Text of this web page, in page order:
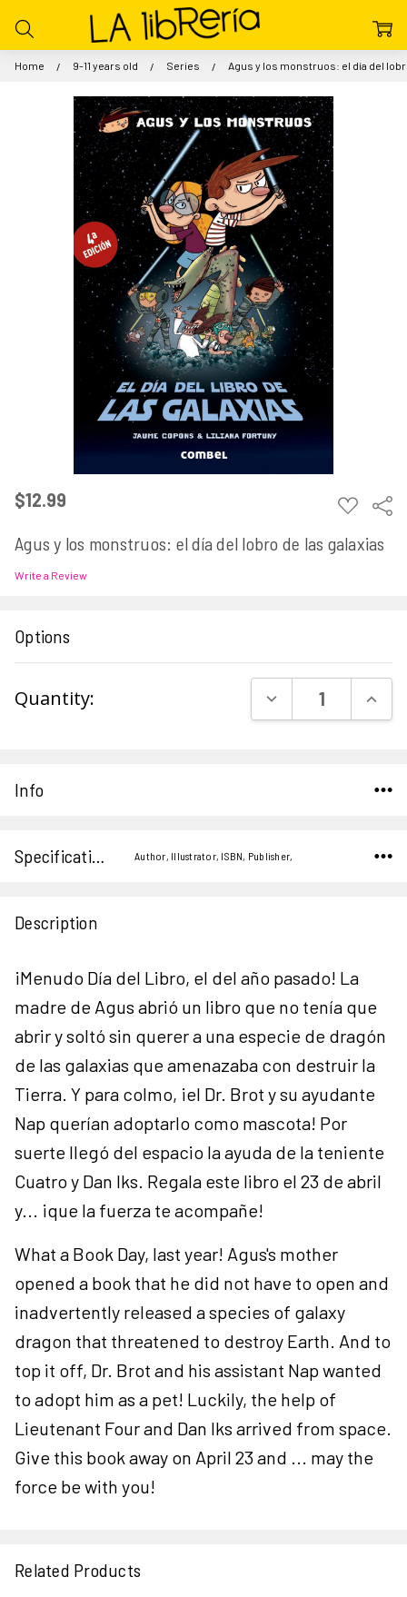
Home 9-11 years old Series Agus y los monstruos: el día del
$12.99 ADD
TO
WISH
LIST
Agus y los monstruos: el día del lobro de las galaxias
Write a Review
Options
Stock:
Quantity: DECREASE
Info
Specifications Author, Illustrator, ISBN, Publisher,
Description
¡Menudo Día del Libro, el del año pasado! La
madre de Agus abrió un libro que no tenía que
abrir y soltó sin querer a una especie de dragón
de las galaxias que amenazaba con destruir la
Tierra. Y para colmo, ¡el Dr. Brot y su ayudante
Nap querían adoptarlo como mascota! Por
suerte llegó del espacio la ayuda de la teniente
Cuatro y Dan Iks. Regala este libro el 23 de abril
y... ¡que la fuerza te acompañe!
What a Book Day, last year! Agus's mother
opened a book that he did not have to open and
inadvertently released a species of galaxy
dragon that threatened to destroy Earth. And to
top it off, Dr. Brot and his assistant Nap wanted
to adopt him as a pet! Luckily, the help of
Lieutenant Four and Dan Iks arrived from space.
Give this book away on April 23 and ... may the
force be with you!
Related Products